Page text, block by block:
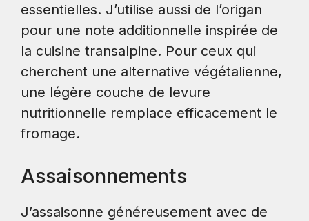
essentielles. J’utilise aussi de l’origan
pour une note additionnelle inspirée de
la cuisine transalpine. Pour ceux qui
cherchent une alternative végétalienne,
une légère couche de levure
nutritionnelle remplace efficacement le
fromage.
Assaisonnements
J’assaisonne généreusement avec de